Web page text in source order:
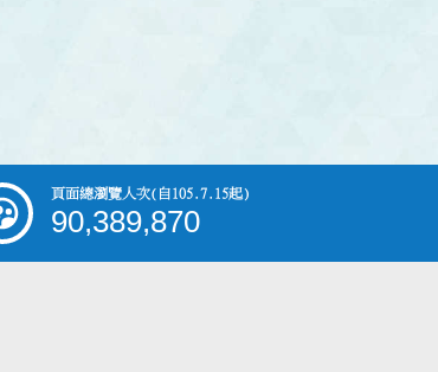
頁面總瀏覽人次(自105.7.15起)
90,389,870